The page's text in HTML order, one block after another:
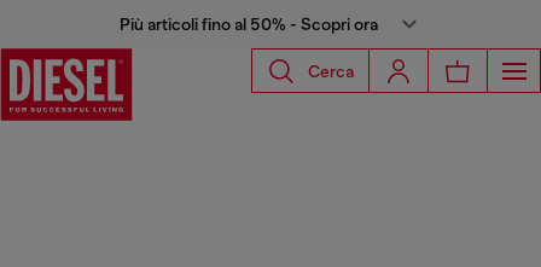
Più articoli fino al 50% - Scopri ora
Cerca